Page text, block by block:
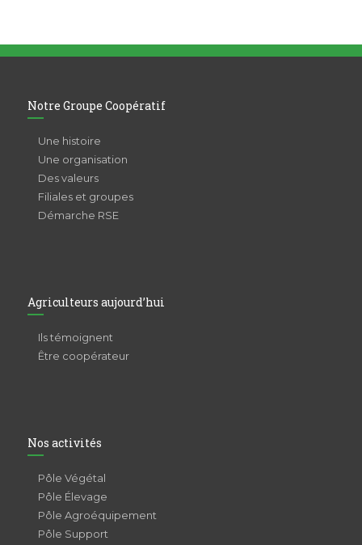
Notre Groupe Coopératif
Une histoire
Une organisation
Des valeurs
Filiales et groupes
Démarche RSE
Agriculteurs aujourd’hui
Ils témoignent
Être coopérateur
Nos activités
Pôle Végétal
Pôle Élevage
Pôle Agroéquipement
Pôle Support